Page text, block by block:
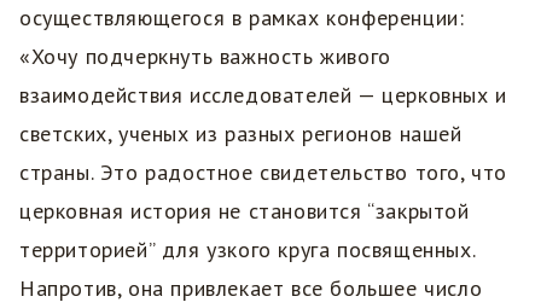
осуществляющегося в рамках конференции:
«Хочу подчеркнуть важность живого
взаимодействия исследователей — церковных и
светских, ученых из разных регионов нашей
страны. Это радостное свидетельство того, что
церковная история не становится “закрытой
территорией” для узкого круга посвященных.
Напротив, она привлекает все большее число